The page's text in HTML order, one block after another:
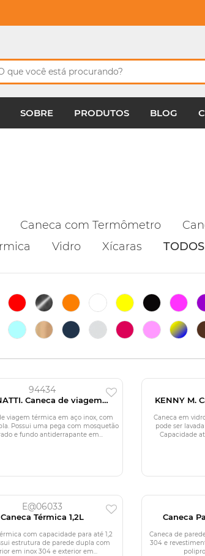
SOBRE PRODUTOS BLOG
Caneca com Termômetro
Vidro Xícaras TODOS
94434
Caneca de viagem
em aço inox (400 mL)
viagem térmica em aço inox, com
Possui uma pega com mosquetão
e fundo antiderrapante em...
KENNY M.
Caneca em
pode ser
Capacidade
E@06033
Caneca Térmica 1,2L
com capacidade para até 1,2
estrutura de parede dupla com
em inox 304 e exterior em...
Caneca
Caneca de
304 e